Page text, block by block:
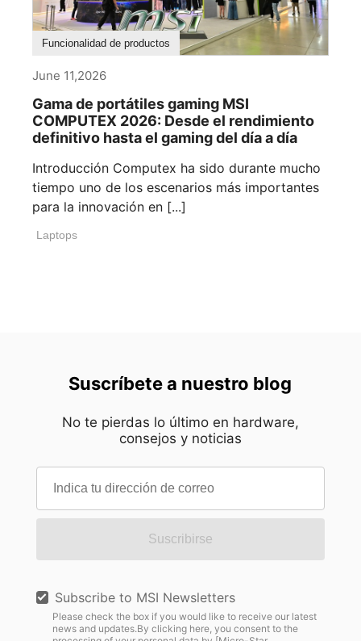
Funcionalidad de productos
June 11,2026
Gama de portátiles gaming MSI
COMPUTEX 2026: Desde el rendimiento
definitivo hasta el gaming del día a día
Introducción Computex ha sido durante mucho
tiempo uno de los escenarios más importantes
para la innovación en [...]
Laptops
Suscríbete a nuestro blog
No te pierdas lo último en hardware,
consejos y noticias
Suscribirse
Subscribe to MSI Newsletters
Please check the box if you would like to receive our latest
news and updates.By clicking here, you consent to the